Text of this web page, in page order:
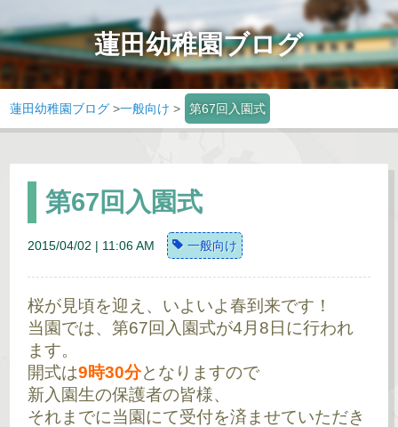
蓮田幼稚園ブログ
蓮田幼稚園ブログ >一般向け > 第67回入園式
第67回入園式
2015/04/02 | 11:06 AM 一般向け
桜が見頃を迎え、いよいよ春到来です！
当園では、第67回入園式が4月8日に行われ
ます。
開式は9時30分となりますので
新入園生の保護者の皆様、
それまでに当園にて受付を済ませていただき